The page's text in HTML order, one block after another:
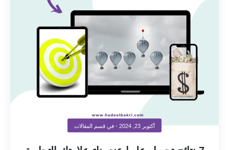
أكتوبر 23, 2024 - في قسم المقالات